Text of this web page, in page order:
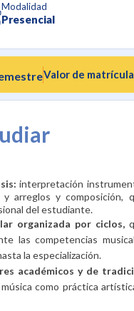
Modalidad
Presencial
Valor de
interpretación
arreglos y composición,
del estudiante.
organizada por ciclos,
las competencias
la especialización.
académicos y de
como práctica